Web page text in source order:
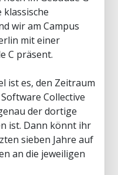
wir am Campus
mit einer
C präsent.
ist es, den Zeitraum
Collective
der dortige
ist. Dann könnt ihr
sieben Jahre auf
an die jeweiligen